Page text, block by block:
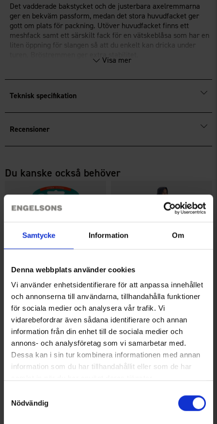
Samtycke Information Om
Denna webbplats använder cookies
Vi använder enhetsidentifierare för att anpassa innehållet
och annonserna till användarna, tillhandahålla funktioner
för sociala medier och analysera vår trafik. Vi
vidarebefordrar även sådana identifierare och annan
information från din enhet till de sociala medier och
annons- och analysföretag som vi samarbetar med.
Dessa kan i sin tur kombinera informationen med annan
information som du har tillhandahållit eller som de har
Nödvändig
Det vadderade bakstycket och de justerbara axelremmarna
ger en bekväm passform, medan det stora huvudfacket ger
gott om plats för packning. Utöver huvudfacket finns ett
meshfack samt ett särskilt fack för en vätskeblåsa som har en
liten öppning för slangen så att du enkelt kan dricka under
Visa mer
Teknisk specifikation
Recensioner
Du kanske också behöver
Compeed Skavsårsplåster
Medium
79 kr
Regnponcho WP
Från35 kr
Liknande produkter